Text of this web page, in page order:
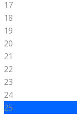
17
18
19
20
21
22
23
24
25